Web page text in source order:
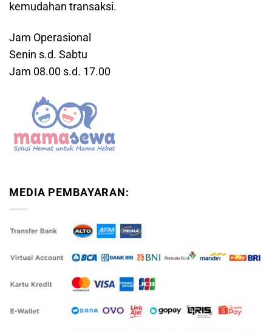
kemudahan transaksi.
Jam Operasional
Senin s.d. Sabtu
Jam 08.00 s.d. 17.00
MEDIA PEMBAYARAN: